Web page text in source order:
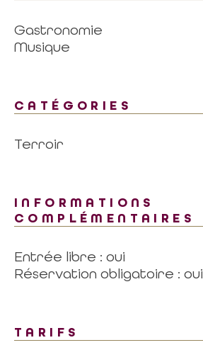
Gastronomie
Musique
CATÉGORIES
Terroir
INFORMATIONS
COMPLÉMENTAIRES
Entrée libre : oui
Réservation obligatoire : oui
TARIFS